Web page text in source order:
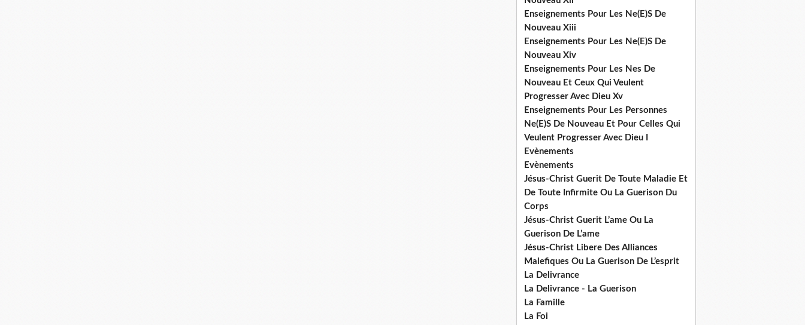
Enseignements Pour Les Ne(E)S De
Nouveau Xiii
Enseignements Pour Les Ne(E)S De
Nouveau Xiv
Enseignements Pour Les Nes De
Nouveau Et Ceux Qui Veulent
Progresser Avec Dieu Xv
Enseignements Pour Les Personnes
Ne(E)S De Nouveau Et Pour Celles Qui
Veulent Progresser Avec Dieu I
Evènements
Evènements
Jésus-Christ Guerit De Toute Maladie Et
De Toute Infirmite Ou La Guerison Du
Corps
Jésus-Christ Guerit L’ame Ou La
Guerison De L’ame
Jésus-Christ Libere Des Alliances
Malefiques Ou La Guerison De L’esprit
La Delivrance
La Delivrance - La Guerison
La Famille
La Foi